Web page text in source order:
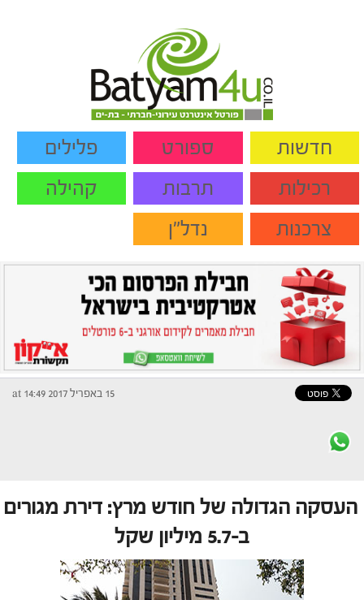
חדשות ספורט
פלילים
רכילות
תרבות
קהילה
צרכנות
נדל"ן
15 באפריל 2017 at 14:49
העסקה הגדולה של חודש מרץ: דירת מגורים
ב-5.7 מיליון שקל